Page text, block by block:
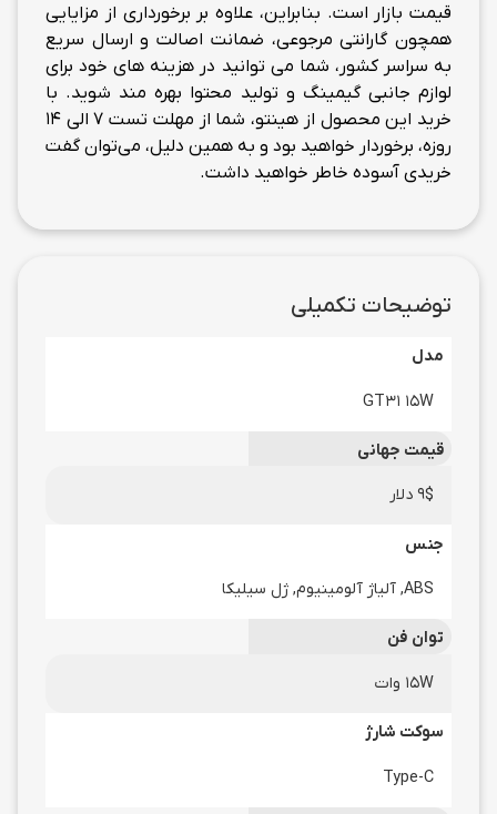
قیمت بازار است. بنابراین، علاوه بر برخورداری از مزایایی
همچون گارانتی مرجوعی، ضمانت اصالت و ارسال سریع
به سراسر کشور، شما می توانید در هزینه های خود برای
لوازم جانبی گیمینگ و تولید محتوا بهره مند شوید. با
خرید این محصول از هینتو، شما از مهلت تست 7 الی 14
روزه، برخوردار خواهید بود و به همین دلیل، می‌توان گفت
خریدی آسوده خاطر خواهید داشت.
توضیحات تکمیلی
مدل
GT31 15W
قیمت جهانی
9$ دلار
جنس
ABS, آلیاژ آلومینیوم, ژل سیلیکا
توان فن
15W وات
سوکت شارژ
Type-C